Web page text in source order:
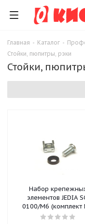
Главная - Каталог -
Стойки, пюпитры, рэки
Стойки,
Набор
элементов JEDIA
0100/M6 (комплект
шайба, винт, гайка)